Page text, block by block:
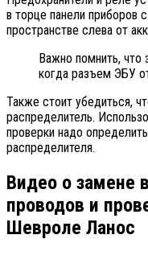
в торце панели приборов
пространстве слева от
Важно помнить, что
когда разъем ЭБУ
Также стоит убедиться,
распределитель.
проверки надо
распределителя.
Видео о замене
проводов и
Шевроле Ланос